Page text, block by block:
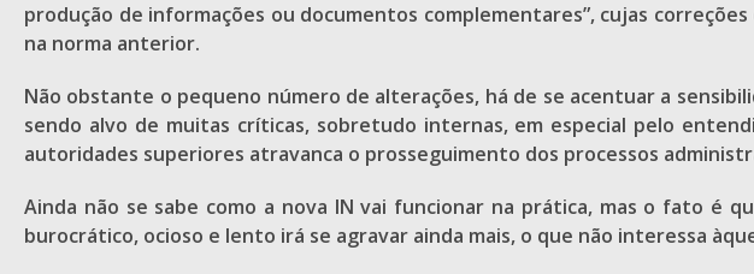
produção de informações ou documentos complementares”, cujas
na norma anterior.
Não obstante o pequeno número de alterações, há de se acentuar a
sendo alvo de muitas críticas, sobretudo internas, em especial pelo
autoridades superiores atravanca o prosseguimento dos processos
Ainda não se sabe como a nova IN vai funcionar na prática, mas o fato é
burocrático, ocioso e lento irá se agravar ainda mais, o que não interessa